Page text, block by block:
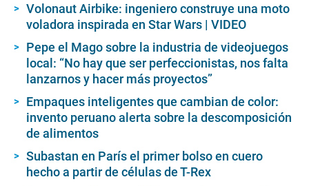
Volonaut Airbike: ingeniero construye una moto
voladora inspirada en Star Wars | VIDEO
Pepe el Mago sobre la industria de videojuegos
local: “No hay que ser perfeccionistas, nos falta
lanzarnos y hacer más proyectos”
Empaques inteligentes que cambian de color:
invento peruano alerta sobre la descomposición
de alimentos
Subastan en París el primer bolso en cuero
hecho a partir de células de T-Rex